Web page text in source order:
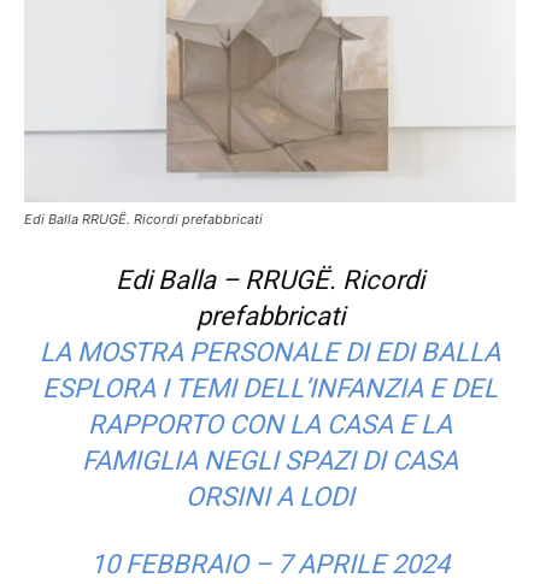
Edi Balla RRUGË. Ricordi prefabbricati
Edi Balla – RRUGË. Ricordi
prefabbricati
LA MOSTRA PERSONALE DI EDI BALLA
ESPLORA I TEMI DELL’INFANZIA E DEL
RAPPORTO CON LA CASA E LA
FAMIGLIA NEGLI SPAZI DI CASA
ORSINI A LODI
10 FEBBRAIO – 7 APRILE 2024